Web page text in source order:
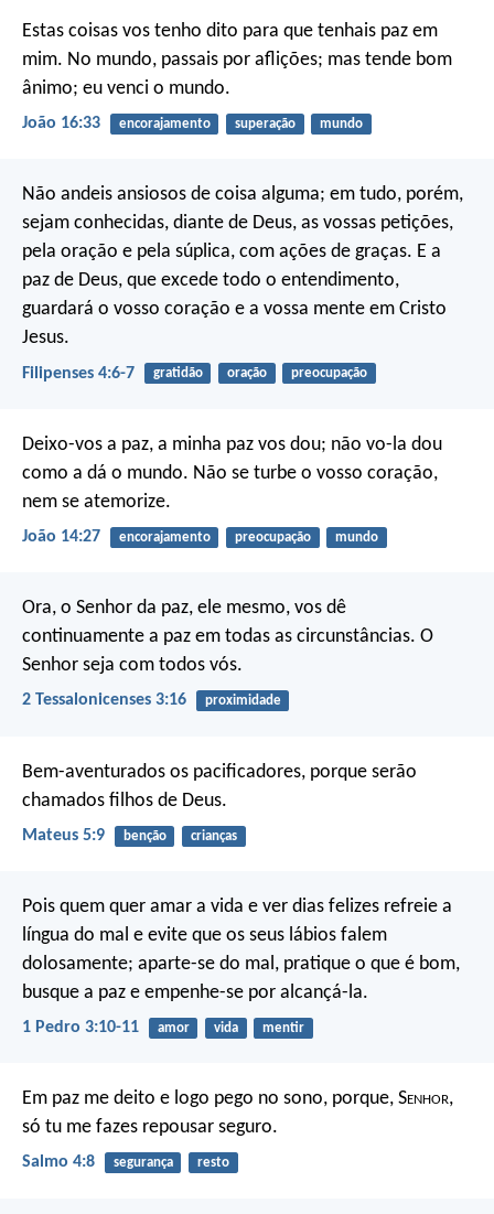
Estas coisas vos tenho dito para que tenhais paz em
mim. No mundo, passais por aflições; mas tende bom
ânimo; eu venci o mundo.
João 16:33 encorajamento superação mundo
Não andeis ansiosos de coisa alguma; em tudo, porém,
sejam conhecidas, diante de Deus, as vossas petições,
pela oração e pela súplica, com ações de graças. E a
paz de Deus, que excede todo o entendimento,
guardará o vosso coração e a vossa mente em Cristo
Jesus.
Filipenses 4:6-7 gratidão oração preocupação
Deixo-vos a paz, a minha paz vos dou; não vo-la dou
como a dá o mundo. Não se turbe o vosso coração,
nem se atemorize.
João 14:27 encorajamento preocupação mundo
Ora, o Senhor da paz, ele mesmo, vos dê
continuamente a paz em todas as circunstâncias. O
Senhor seja com todos vós.
2 Tessalonicenses 3:16 proximidade
Bem-aventurados os pacificadores, porque serão
chamados filhos de Deus.
Mateus 5:9 benção crianças
Pois quem quer amar a vida e ver dias felizes refreie a
língua do mal e evite que os seus lábios falem
dolosamente; aparte-se do mal, pratique o que é bom,
busque a paz e empenhe-se por alcançá-la.
1 Pedro 3:10-11 amor vida mentir
Em paz me deito e logo pego no sono, porque, Senhor,
só tu me fazes repousar seguro.
Salmo 4:8 segurança resto